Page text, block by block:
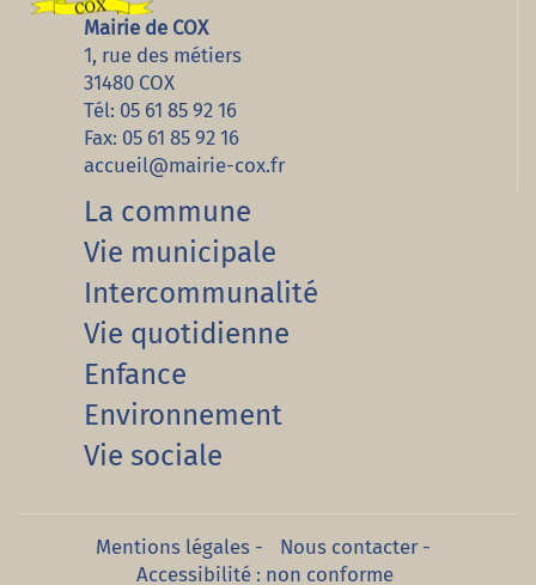
Mairie de COX
1, rue des métiers
31480 COX
Tél: 05 61 85 92 16
Fax: 05 61 85 92 16
accueil@mairie-cox.fr
La commune
Vie municipale
Intercommunalité
Vie quotidienne
Enfance
Environnement
Vie sociale
Mentions légales- Nous contacter-
Accessibilité : non conforme